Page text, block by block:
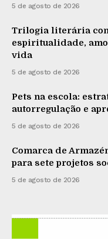
5 de agosto de 2026
Trilogia literária
espiritualidade,
vida
5 de agosto de 2026
Pets na escola:
autorregulação e
5 de agosto de 2026
Comarca de
para sete projetos
5 de agosto de 2026